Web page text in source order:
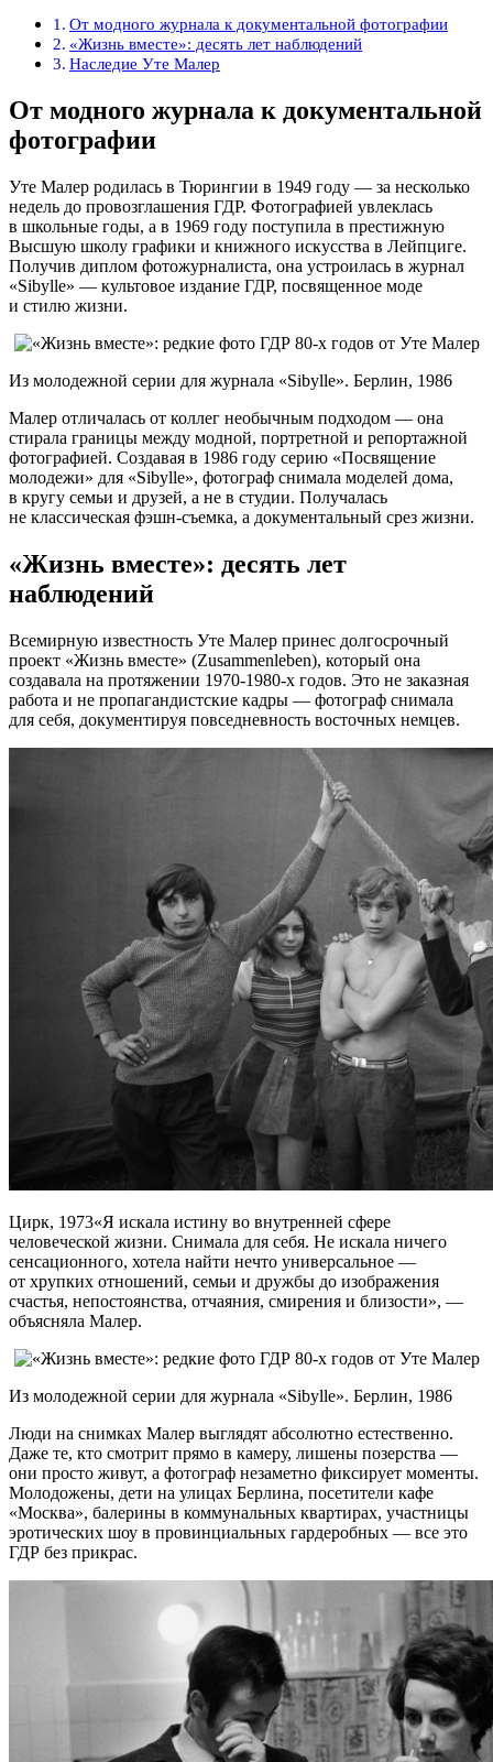
От модного журнала к документальной фотографии
«Жизнь вместе»: десять лет наблюдений
Наследие Уте Малер
От модного журнала к документальной
фотографии
Уте Малер родилась в Тюрингии в 1949 году — за несколько
недель до провозглашения ГДР. Фотографией увлеклась
в школьные годы, а в 1969 году поступила в престижную
Высшую школу графики и книжного искусства в Лейпциге.
Получив диплом фотожурналиста, она устроилась в журнал
«Sibylle» — культовое издание ГДР, посвященное моде
и стилю жизни.
Из молодежной серии для журнала «Sibylle». Берлин, 1986
Малер отличалась от коллег необычным подходом — она
стирала границы между модной, портретной и репортажной
фотографией. Создавая в 1986 году серию «Посвящение
молодежи» для «Sibylle», фотограф снимала моделей дома,
в кругу семьи и друзей, а не в студии. Получалась
не классическая фэшн-съемка, а документальный срез жизни.
«Жизнь вместе»: десять лет
наблюдений
Всемирную известность Уте Малер принес долгосрочный
проект «Жизнь вместе» (Zusammenleben), который она
создавала на протяжении 1970-1980-х годов. Это не заказная
работа и не пропагандистские кадры — фотограф снимала
для себя, документируя повседневность восточных немцев.
Цирк, 1973«Я искала истину во внутренней сфере
человеческой жизни. Снимала для себя. Не искала ничего
сенсационного, хотела найти нечто универсальное —
от хрупких отношений, семьи и дружбы до изображения
счастья, непостоянства, отчаяния, смирения и близости», —
объясняла Малер.
Из молодежной серии для журнала «Sibylle». Берлин, 1986
Люди на снимках Малер выглядят абсолютно естественно.
Даже те, кто смотрит прямо в камеру, лишены позерства —
они просто живут, а фотограф незаметно фиксирует моменты.
Молодожены, дети на улицах Берлина, посетители кафе
«Москва», балерины в коммунальных квартирах, участницы
эротических шоу в провинциальных гардеробных — все это
ГДР без прикрас.